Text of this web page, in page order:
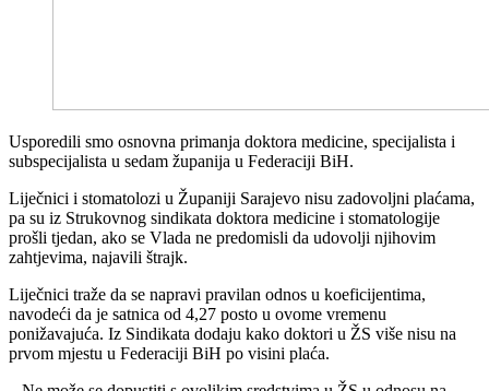
Usporedili smo osnovna primanja doktora medicine, specijalista i
subspecijalista u sedam županija u Federaciji BiH.
Liječnici i stomatolozi u Županiji Sarajevo nisu zadovoljni plaćama,
pa su iz Strukovnog sindikata doktora medicine i stomatologije
prošli tjedan, ako se Vlada ne predomisli da udovolji njihovim
zahtjevima, najavili štrajk.
Liječnici traže da se napravi pravilan odnos u koeficijentima,
navodeći da je satnica od 4,27 posto u ovome vremenu
ponižavajuća. Iz Sindikata dodaju kako doktori u ŽS više nisu na
prvom mjestu u Federaciji BiH po visini plaća.